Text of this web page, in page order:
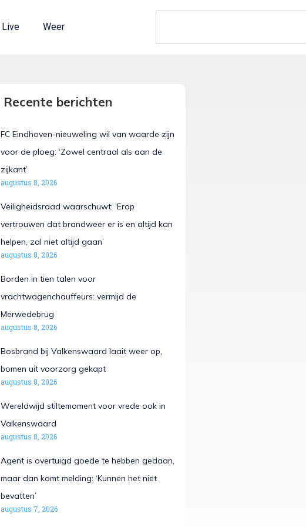
Live Weer
Recente berichten
FC Eindhoven-nieuweling wil van waarde zijn
voor de ploeg: ‘Zowel centraal als aan de
zijkant’
augustus 8, 2026
Veiligheidsraad waarschuwt: ‘Erop
vertrouwen dat brandweer er is en altijd kan
helpen, zal niet altijd gaan’
augustus 8, 2026
Borden in tien talen voor
vrachtwagenchauffeurs: vermijd de
Merwedebrug
augustus 8, 2026
Bosbrand bij Valkenswaard laait weer op,
bomen uit voorzorg gekapt
augustus 8, 2026
Wereldwijd stiltemoment voor vrede ook in
Valkenswaard
augustus 8, 2026
Agent is overtuigd goede te hebben gedaan,
maar dan komt melding: ‘Kunnen het niet
bevatten’
augustus 7, 2026